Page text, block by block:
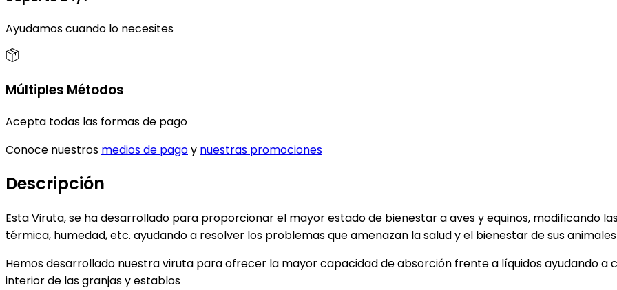
Ayudamos cuando lo necesites
Múltiples Métodos
Acepta todas las formas de pago
Conoce nuestros medios de pagoy nuestras promociones
Descripción
Esta Viruta, se ha desarrollado para proporcionar el mayor estado de bienestar a aves y equinos, modificando
térmica, humedad, etc. ayudando a resolver los problemas que amenazan la salud y el bienestar de sus
Hemos desarrollado nuestra viruta para ofrecer la mayor capacidad de absorción frente a líquidos ayudando
interior de las granjas y establos